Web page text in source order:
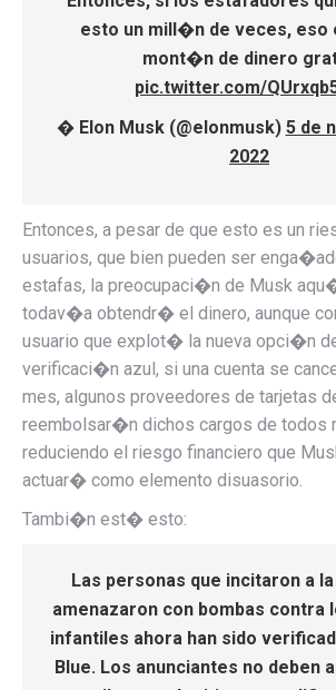
esto un mill�n de veces, eso
mont�n de dinero
pic.twitter.com/
� Elon Musk (@elonmusk) 5 de
2022
Entonces, a pesar de que esto es un
usuarios, que bien pueden ser
estafas, la preocupaci�n de Musk
todav�a obtendr� el dinero, aunque
usuario que explot� la nueva opci�n
verificaci�n azul, si una cuenta se
mes, algunos proveedores de tarjetas
reembolsar�n dichos cargos de todos
reduciendo el riesgo financiero que
actuar� como elemento disuasorio.
Tambi�n est� esto:
Las personas que incitaron a
amenazaron con bombas contra
infantiles ahora han sido
Blue. Los anunciantes no deben